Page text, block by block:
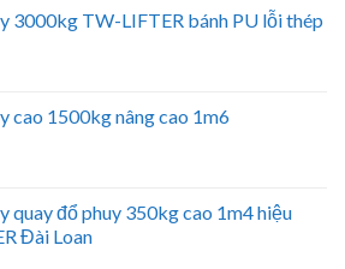
3000kg TW-LIFTER bánh PU lỗi thép
cao 1500kg nâng cao 1m6
quay đổ phuy 350kg cao 1m4 hiệu
Đài Loan